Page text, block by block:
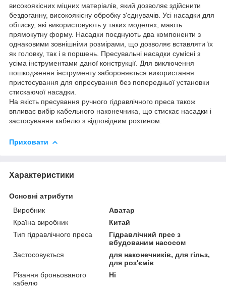
високоякісних міцних матеріалів, який дозволяє здійснити
бездоганну, високоякісну обробку з'єднувачів. Усі насадки для
обтиску, які використовують у таких моделях, мають
прямокутну форму. Насадки поєднують два компоненти з
однаковими зовнішніми розмірами, що дозволяє вставляти їх
як головку, так і в поршень. Пресувальні насадки сумісні з
усіма інструментами даної конструкції. Для виключення
пошкодження інструменту забороняється використання
пристосування для опресування без попередньої установки
стискаючої насадки.
На якість пресування ручного гідравлічного преса також
впливає вибір кабельного наконечника, що стискає насадки і
застосування кабелю з відповідним розтином.
Приховати
Характеристики
Основні атрибути
Виробник
Аватар
Країна виробник
Китай
Тип гідравлічного преса
Гідравлічний прес з
вбудованим насосом
Застосовується
для наконечників, для гільз,
для роз'ємів
Різання броньованого
кабелю
Ні